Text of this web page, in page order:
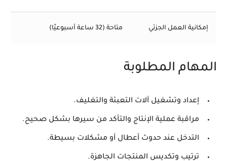
إمكانية العمل الجزئي متاحة (32 ساعة أسبوعيًا)
المهام المطلوبة
إعداد وتشغيل آلات التعبئة والتغليف.
مراقبة عملية الإنتاج والتأكد من سيرها بشكل صحيح.
التدخل عند حدوث أعطال أو مشكلات بسيطة.
ترتيب وتكديس المنتجات الجاهزة.